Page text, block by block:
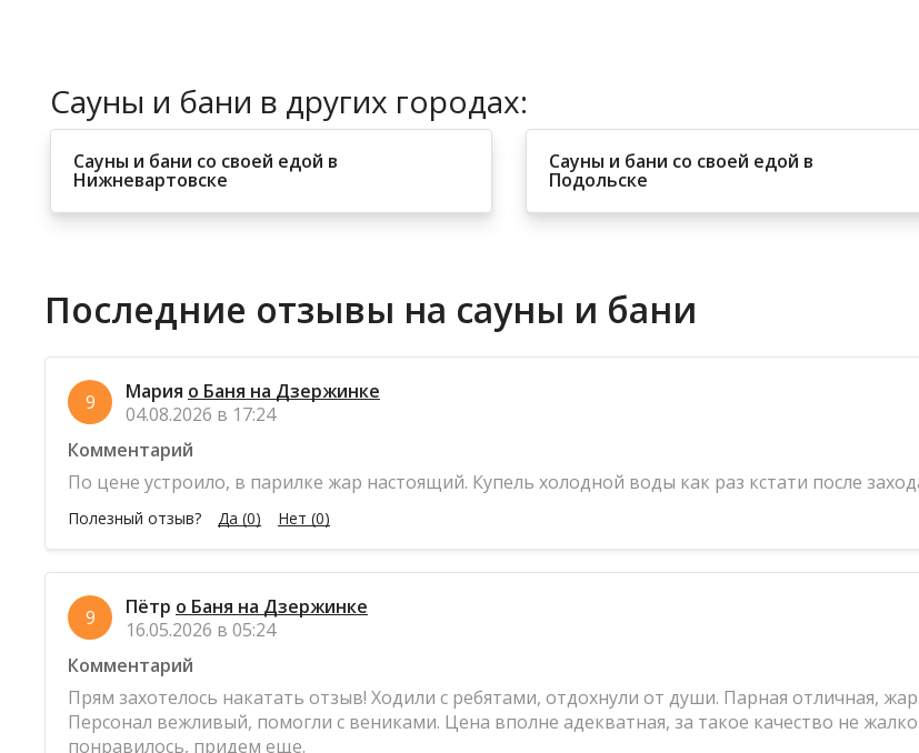
Сауны и бани в других городах:
Сауны и бани со своей едой в
Нижневартовске
Сауны и бани со своей едой в
Подольске
Последние отзывы на сауны и бани
9 Мария о Баня на Дзержинке
04.08.2026 в 17:24
Комментарий
По цене устроило, в парилке жар настоящий. Купель холодной воды как раз кстати после
Полезный отзыв? Да (0) Нет (0)
9 Пётр о Баня на Дзержинке
16.05.2026 в 05:24
Комментарий
Прям захотелось накатать отзыв! Ходили с ребятами, отдохнули от души. Парная отличная,
Персонал вежливый, помогли с вениками. Цена вполне адекватная, за такое качество не
понравилось, придем еще.